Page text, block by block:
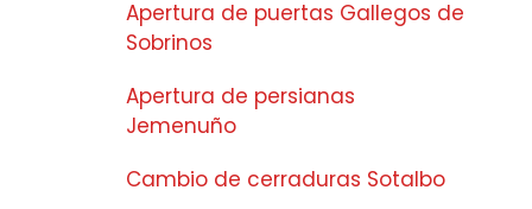
Apertura de puertas Gallegos de
Sobrinos
Apertura de persianas
Jemenuño
Cambio de cerraduras Sotalbo